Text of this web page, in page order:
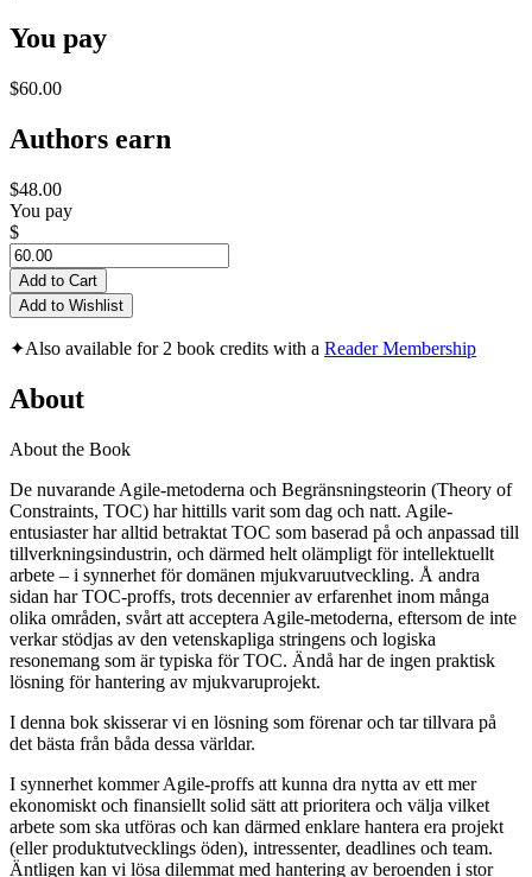
You pay
$60.00
Authors earn
$48.00
You pay
$
Add to Cart
Add to Wishlist
✦Also available for 2 book credits with a Reader Membership
About
About the Book
De nuvarande Agile-metoderna och Begränsningsteorin (Theory of
Constraints, TOC) har hittills varit som dag och natt. Agile-
entusiaster har alltid betraktat TOC som baserad på och anpassad till
tillverkningsindustrin, och därmed helt olämpligt för intellektuellt
arbete – i synnerhet för domänen mjukvaruutveckling. Å andra
sidan har TOC-proffs, trots decennier av erfarenhet inom många
olika områden, svårt att acceptera Agile-metoderna, eftersom de inte
verkar stödjas av den vetenskapliga stringens och logiska
resonemang som är typiska för TOC. Ändå har de ingen praktisk
lösning för hantering av mjukvaruprojekt.
I denna bok skisserar vi en lösning som förenar och tar tillvara på
det bästa från båda dessa världar.
I synnerhet kommer Agile-proffs att kunna dra nytta av ett mer
ekonomiskt och finansiellt solid sätt att prioritera och välja vilket
arbete som ska utföras och kan därmed enklare hantera era projekt
(eller produktutvecklings öden), intressenter, deadlines och team.
Äntligen kan vi lösa dilemmat med hantering av beroenden i stor